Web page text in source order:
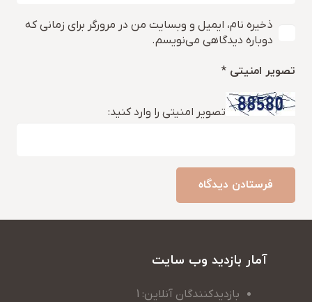
ذخیره نام، ایمیل و وبسایت من در مرورگر برای زمانی که
دوباره دیدگاهی می‌نویسم.
تصویر امنیتی *
تصویر امنیتی را وارد کنید:
فرستادن دیدگاه
آمار بازدید وب سایت
بازدیدکنندگان آنلاین: 1